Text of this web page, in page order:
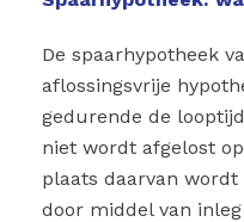
De spaarhypotheek
aflossingsvrije
gedurende de
niet wordt afgelost
plaats daarvan
door middel van